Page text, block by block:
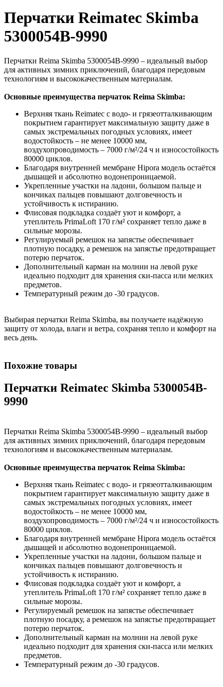
Перчатки Reimatec Skimba
5300054B-9990
Перчатки Reima Skimba 5300054B-9990 – идеальный выбор
для активных зимних приключений, благодаря передовым
технологиям и высококачественным материалам.
Основные преимущества перчаток Reima Skimba:
Верхняя ткань Reimatec с водо- и грязеотталкивающим
покрытием гарантирует максимальную защиту даже в
самых экстремальных погодных условиях, имеет
водостойкость – не менее 10000 мм,
воздухопроводимость – 7000 г/м²/24 ч и износостойкость
80000 циклов.
Благодаря внутренней мембране Hipora модель остаётся
дышащей и абсолютно водонепроницаемой.
Укрепленные участки на ладони, большом пальце и
кончиках пальцев повышают долговечность и
устойчивость к истиранию.
Флисовая подкладка создаёт уют и комфорт, а
утеплитель PrimaLoft 170 г/м² сохраняет тепло даже в
сильные морозы.
Регулируемый ремешок на запястье обеспечивает
плотную посадку, а ремешок на запястье предотвращает
потерю перчаток.
Дополнительный карман на молнии на левой руке
идеально подходит для хранения ски-пасса или мелких
предметов.
Температурный режим до -30 градусов.
Выбирая перчатки Reima Skimba, вы получаете надёжную
защиту от холода, влаги и ветра, сохраняя тепло и комфорт на
весь день.
Похожие товары
Перчатки Reimatec Skimba 5300054B-
9990
Перчатки Reima Skimba 5300054B-9990 – идеальный выбор
для активных зимних приключений, благодаря передовым
технологиям и высококачественным материалам.
Основные преимущества перчаток Reima Skimba:
Верхняя ткань Reimatec с водо- и грязеотталкивающим
покрытием гарантирует максимальную защиту даже в
самых экстремальных погодных условиях, имеет
водостойкость – не менее 10000 мм,
воздухопроводимость – 7000 г/м²/24 ч и износостойкость
80000 циклов.
Благодаря внутренней мембране Hipora модель остаётся
дышащей и абсолютно водонепроницаемой.
Укрепленные участки на ладони, большом пальце и
кончиках пальцев повышают долговечность и
устойчивость к истиранию.
Флисовая подкладка создаёт уют и комфорт, а
утеплитель PrimaLoft 170 г/м² сохраняет тепло даже в
сильные морозы.
Регулируемый ремешок на запястье обеспечивает
плотную посадку, а ремешок на запястье предотвращает
потерю перчаток.
Дополнительный карман на молнии на левой руке
идеально подходит для хранения ски-пасса или мелких
предметов.
Температурный режим до -30 градусов.